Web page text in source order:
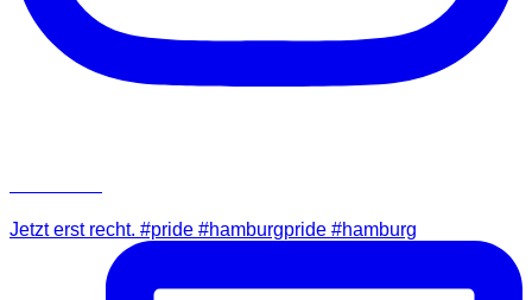
Jetzt erst recht. #pride #hamburgpride #hamburg